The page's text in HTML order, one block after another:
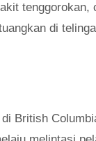
tenggorokan,
di
British